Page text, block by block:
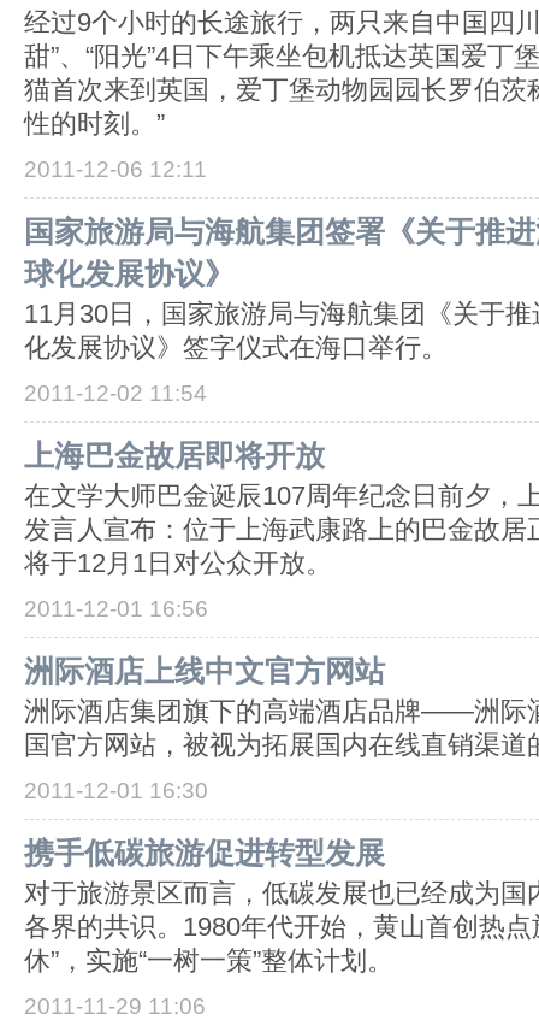
经过9个小时的长途旅行，两只来自中国四
甜”、“阳光”4日下午乘坐包机抵达英国爱丁
猫首次来到英国，爱丁堡动物园园长罗伯茨
性的时刻。”
2011-12-06 12:11
国家旅游局与海航集团签署《关于推
球化发展协议》
11月30日，国家旅游局与海航集团《关于
化发展协议》签字仪式在海口举行。
2011-12-02 11:54
上海巴金故居即将开放
在文学大师巴金诞辰107周年纪念日前夕，
发言人宣布：位于上海武康路上的巴金故居
将于12月1日对公众开放。
2011-12-01 16:56
洲际酒店上线中文官方网站
洲际酒店集团旗下的高端酒店品牌——洲际
国官方网站，被视为拓展国内在线直销渠道
2011-12-01 16:30
携手低碳旅游促进转型发展
对于旅游景区而言，低碳发展也已经成为国
各界的共识。1980年代开始，黄山首创热点
休”，实施“一树一策”整体计划。
2011-11-29 11:06